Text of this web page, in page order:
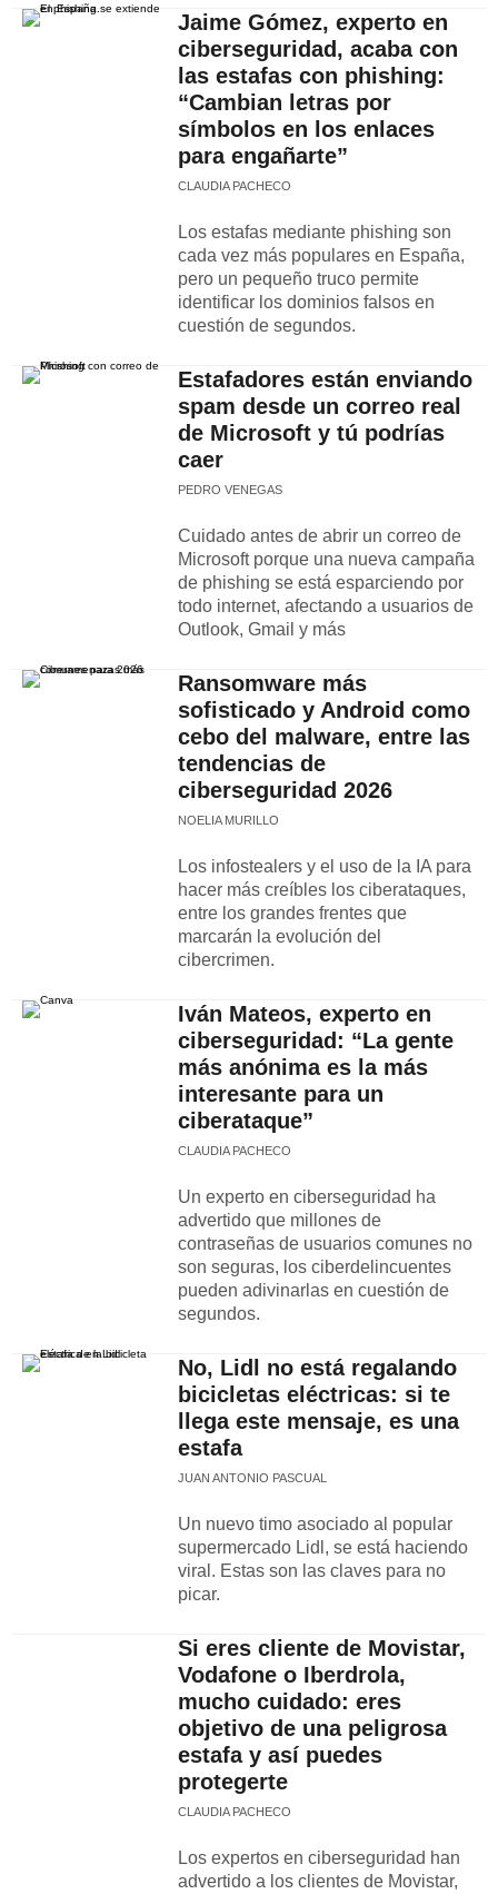
Jaime Gómez, experto en
ciberseguridad, acaba con
las estafas con phishing:
“Cambian letras por
símbolos en los enlaces
para engañarte”
CLAUDIA PACHECO
Los estafas mediante phishing son
cada vez más populares en España,
pero un pequeño truco permite
identificar los dominios falsos en
cuestión de segundos.
Estafadores están enviando
spam desde un correo real
de Microsoft y tú podrías
caer
PEDRO VENEGAS
Cuidado antes de abrir un correo de
Microsoft porque una nueva campaña
de phishing se está esparciendo por
todo internet, afectando a usuarios de
Outlook, Gmail y más
Ransomware más
sofisticado y Android como
cebo del malware, entre las
tendencias de
ciberseguridad 2026
NOELIA MURILLO
Los infostealers y el uso de la IA para
hacer más creíbles los ciberataques,
entre los grandes frentes que
marcarán la evolución del
cibercrimen.
Iván Mateos, experto en
ciberseguridad: “La gente
más anónima es la más
interesante para un
ciberataque”
CLAUDIA PACHECO
Un experto en ciberseguridad ha
advertido que millones de
contraseñas de usuarios comunes no
son seguras, los ciberdelincuentes
pueden adivinarlas en cuestión de
segundos.
No, Lidl no está regalando
bicicletas eléctricas: si te
llega este mensaje, es una
estafa
JUAN ANTONIO PASCUAL
Un nuevo timo asociado al popular
supermercado Lidl, se está haciendo
viral. Estas son las claves para no
picar.
Si eres cliente de Movistar,
Vodafone o Iberdrola,
mucho cuidado: eres
objetivo de una peligrosa
estafa y así puedes
protegerte
CLAUDIA PACHECO
Los expertos en ciberseguridad han
advertido a los clientes de Movistar,